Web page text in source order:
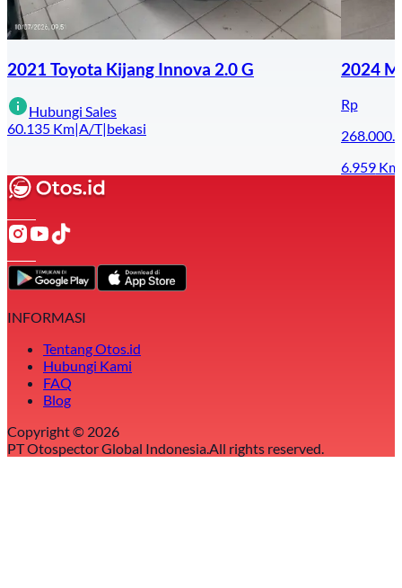
2021 Toyota Kijang Innova 2.0 G
Hubungi Sales
60.135 Km|A/T|bekasi
2024
Rp
6.959Km
INFORMASI
Tentang Otos.id
Hubungi Kami
FAQ
Blog
Copyright © 2026
PT Otospector Global Indonesia.All rights reserved.